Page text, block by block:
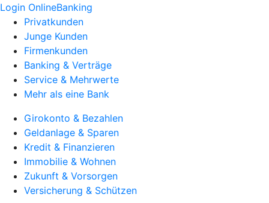
Login OnlineBanking
Privatkunden
Junge Kunden
Firmenkunden
Banking & Verträge
Service & Mehrwerte
Mehr als eine Bank
Girokonto & Bezahlen
Geldanlage & Sparen
Kredit & Finanzieren
Immobilie & Wohnen
Zukunft & Vorsorgen
Versicherung & Schützen